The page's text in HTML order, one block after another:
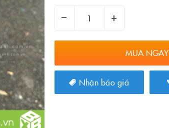
– +
MUA NGAY
Nhận báo giá